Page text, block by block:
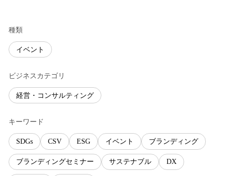
種類
イベント
ビジネスカテゴリ
経営・コンサルティング
キーワード
SDGs CSV ESG イベント ブランディング
ブランディングセミナー サステナブル DX